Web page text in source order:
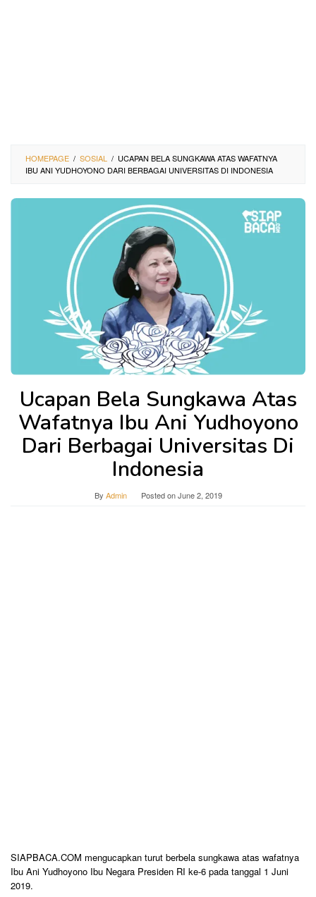
HOMEPAGE / SOSIAL / UCAPAN BELA SUNGKAWA ATAS WAFATNYA
IBU ANI YUDHOYONO DARI BERBAGAI UNIVERSITAS DI INDONESIA
Ucapan Bela Sungkawa Atas
Wafatnya Ibu Ani Yudhoyono
Dari Berbagai Universitas Di
Indonesia
By Admin Posted onJune 2, 2019
SIAPBACA.COM mengucapkan turut berbela sungkawa atas wafatnya
Ibu Ani Yudhoyono Ibu Negara Presiden RI ke-6 pada tanggal 1 Juni
2019.